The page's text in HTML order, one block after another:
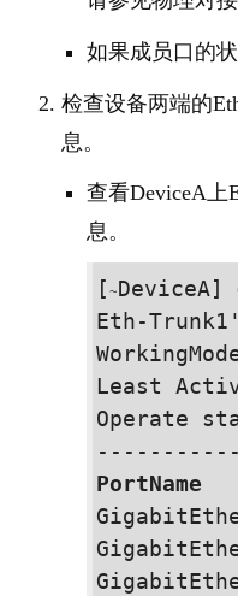
如果成员口的
检查设备两端的
息。
查看DeviceA上
息。
[~DeviceA]
Eth-
Least
Operate
PortName